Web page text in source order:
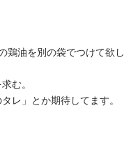
鶏油を別の袋でつけて欲し
む。
レ」とか期待してます。